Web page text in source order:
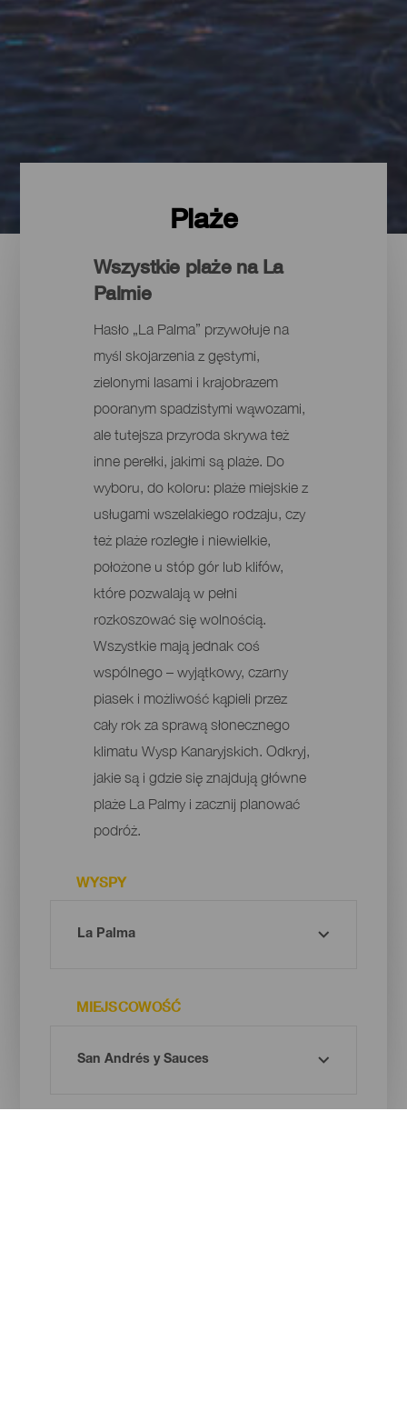
Plaże
Wszystkie plaże na La
Palmie
Hasło „La Palma” przywołuje na
myśl skojarzenia z gęstymi,
zielonymi lasami i krajobrazem
pooranym spadzistymi wąwozami,
ale tutejsza przyroda skrywa też
inne perełki, jakimi są plaże. Do
wyboru, do koloru: plaże miejskie z
usługami wszelakiego rodzaju, czy
też plaże rozległe i niewielkie,
położone u stóp gór lub klifów,
które pozwalają w pełni
rozkoszować się wolnością.
Wszystkie mają jednak coś
wspólnego – wyjątkowy, czarny
piasek i możliwość kąpieli przez
cały rok za sprawą słonecznego
klimatu Wysp Kanaryjskich. Odkryj,
jakie są i gdzie się znajdują główne
plaże La Palmy i zacznij planować
podróż.
WYSPY
MIEJSCOWOŚĆ